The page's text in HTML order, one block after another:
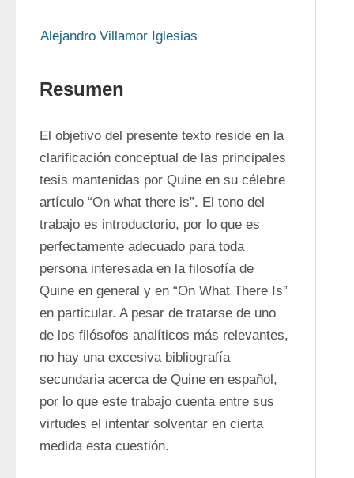
Alejandro Villamor Iglesias
Resumen
El objetivo del presente texto reside en la
clarificación conceptual de las principales
tesis mantenidas por Quine en su célebre
artículo “On what there is”. El tono del
trabajo es introductorio, por lo que es
perfectamente adecuado para toda
persona interesada en la filosofía de
Quine en general y en “On What There Is”
en particular. A pesar de tratarse de uno
de los filósofos analíticos más relevantes,
no hay una excesiva bibliografía
secundaria acerca de Quine en español,
por lo que este trabajo cuenta entre sus
virtudes el intentar solventar en cierta
medida esta cuestión.